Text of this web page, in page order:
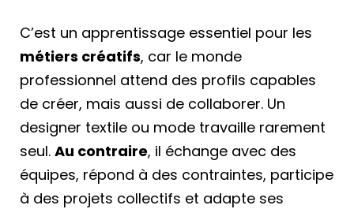
C’est un apprentissage essentiel pour les
métiers créatifs, car le monde
professionnel attend des profils capables
de créer, mais aussi de collaborer. Un
designer textile ou mode travaille rarement
seul. Au contraire, il échange avec des
équipes, répond à des contraintes, participe
à des projets collectifs et adapte ses